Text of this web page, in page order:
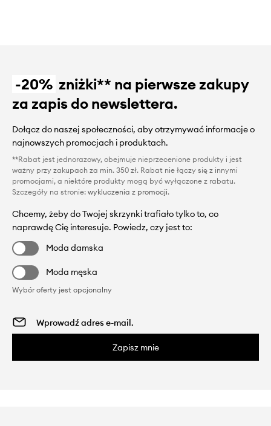
-20% zniżki** na pierwsze zakupy
za zapis do newslettera.
Dołącz do naszej społeczności, aby otrzymywać informacje o
najnowszych promocjach i produktach.
**Rabat jest jednorazowy, obejmuje nieprzecenione produkty i jest
ważny przy zakupach za min. 350 zł. Rabat nie łączy się z innymi
promocjami, a niektóre produkty mogą być wyłączone z rabatu.
Szczegóły na stronie: wykluczenia z promocji.
Chcemy, żeby do Twojej skrzynki trafiało tylko to, co
naprawdę Cię interesuje. Powiedz, czy jest to:
Moda damska
Moda męska
Wybór oferty jest opcjonalny
Zapisz mnie